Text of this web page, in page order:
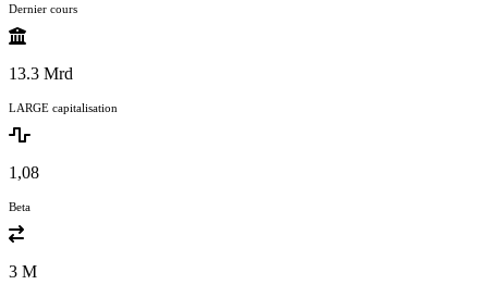
Dernier cours
13.3 Mrd
LARGE capitalisation
1,08
Beta
3 M